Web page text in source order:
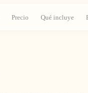
Precio Qué incluye